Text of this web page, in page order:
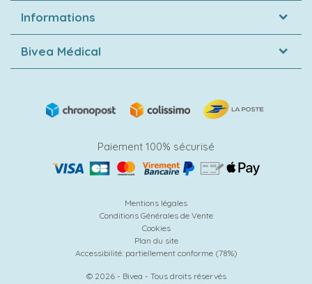
Informations
Bivea Médical
Paiement 100% sécurisé
Mentions légales
Conditions Générales de Vente
Cookies
Plan du site
Accessibilité: partiellement conforme (78%)
© 2026 - Bivea - Tous droits réservés